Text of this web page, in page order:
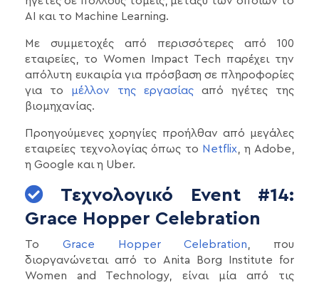
AI και το Machine Learning.
Με συμμετοχές από περισσότερες από 100
εταιρείες, το Women Impact Tech παρέχει την
απόλυτη ευκαιρία για πρόσβαση σε πληροφορίες
για το μέλλον της εργασίας από ηγέτες της
βιομηχανίας.
Προηγούμενες χορηγίες προήλθαν από μεγάλες
εταιρείες τεχνολογίας όπως το Netflix, η Adobe,
η Google και η Uber.
Τεχνολογικό Event #14:
Grace Hopper Celebration
Το Grace Hopper Celebration, που
διοργανώνεται από το Anita Borg Institute for
Women and Technology, είναι μία από τις